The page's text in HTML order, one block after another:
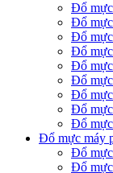
Đổ
Đổ mực
Đổ
Đổ
Đổ
Đổ mực
Đổ mực
Đổ
Đổ
Đổ mực máy
Đổ mực
Đổ mực